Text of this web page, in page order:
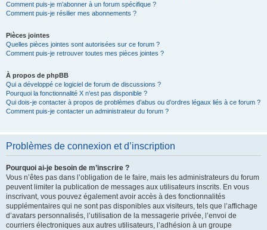
Comment puis-je m’abonner à un forum spécifique ?
Comment puis-je résilier mes abonnements ?
Pièces jointes
Quelles pièces jointes sont autorisées sur ce forum ?
Comment puis-je retrouver toutes mes pièces jointes ?
À propos de phpBB
Qui a développé ce logiciel de forum de discussions ?
Pourquoi la fonctionnalité X n’est pas disponible ?
Qui dois-je contacter à propos de problèmes d’abus ou d’ordres légaux liés à ce forum ?
Comment puis-je contacter un administrateur du forum ?
Problèmes de connexion et d’inscription
Pourquoi ai-je besoin de m’inscrire ?
Vous n’êtes pas dans l’obligation de le faire, mais les administrateurs du forum
peuvent limiter la publication de messages aux utilisateurs inscrits. En vous
inscrivant, vous pouvez également avoir accès à des fonctionnalités
supplémentaires qui ne sont pas disponibles aux visiteurs, tels que l’affichage
d’avatars personnalisés, l’utilisation de la messagerie privée, l’envoi de
courriers électroniques aux autres utilisateurs, l’adhésion à un groupe